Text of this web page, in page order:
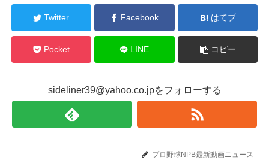
Twitter Facebook はてブ
Pocket LINE コピー
sideliner39@yahoo.co.jpをフォローする
プロ野球NPB最新動画ニュース